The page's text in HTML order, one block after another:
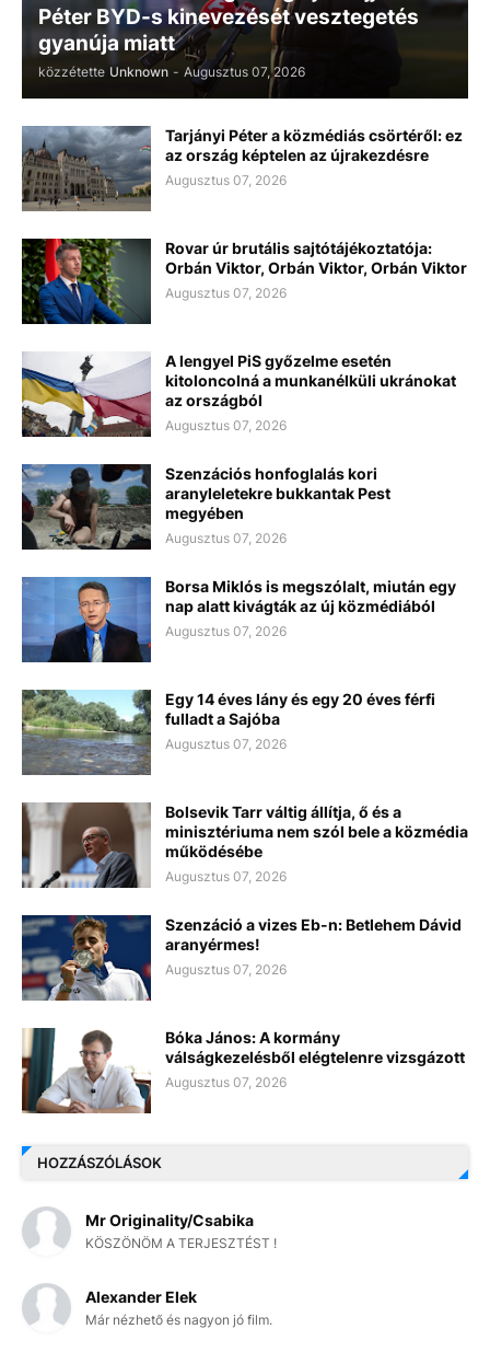
Péter BYD-s kinevezését vesztegetés
gyanúja miatt
közzétette Unknown - Augusztus 07, 2026
Tarjányi Péter a közmédiás csörtéről: ez
az ország képtelen az újrakezdésre
Augusztus 07, 2026
Rovar úr brutális sajtótájékoztatója:
Orbán Viktor, Orbán Viktor, Orbán Viktor
Augusztus 07, 2026
A lengyel PiS győzelme esetén
kitoloncolná a munkanélküli ukránokat
az országból
Augusztus 07, 2026
Szenzációs honfoglalás kori
aranyleletekre bukkantak Pest
megyében
Augusztus 07, 2026
Borsa Miklós is megszólalt, miután egy
nap alatt kivágták az új közmédiából
Augusztus 07, 2026
Egy 14 éves lány és egy 20 éves férfi
fulladt a Sajóba
Augusztus 07, 2026
Bolsevik Tarr váltig állítja, ő és a
minisztériuma nem szól bele a közmédia
működésébe
Augusztus 07, 2026
Szenzáció a vizes Eb-n: Betlehem Dávid
aranyérmes!
Augusztus 07, 2026
Bóka János: A kormány
válságkezelésből elégtelenre vizsgázott
Augusztus 07, 2026
HOZZÁSZÓLÁSOK
Mr Originality/Csabika
KÖSZÖNÖM A TERJESZTÉST !
Alexander Elek
Már nézhető és nagyon jó film.